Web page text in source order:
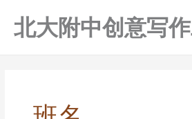
北大附中创意写